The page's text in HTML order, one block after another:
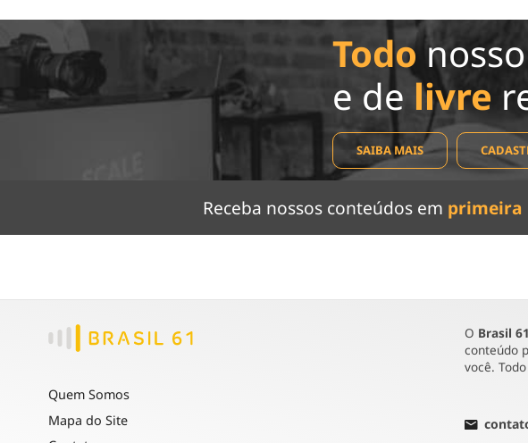
Todo
e de livre
SAIBA MAIS
Receba nossos conteúdos em primeira
Quem Somos
Mapa do Site
O Brasil 61
conteúdo
você.